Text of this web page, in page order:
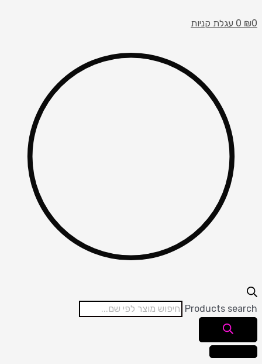
₪0
0 עגלת קניות
Products search